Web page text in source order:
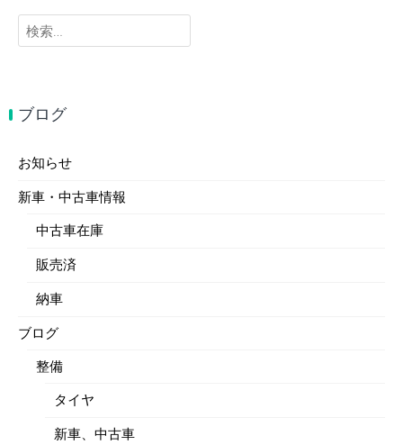
検
索:
ブログ
お知らせ
新車・中古車情報
中古車在庫
販売済
納車
ブログ
整備
タイヤ
新車、中古車